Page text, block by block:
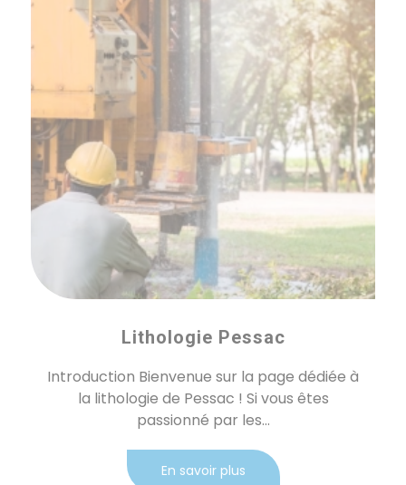
Lithologie Pessac
Introduction Bienvenue sur la page dédiée à
la lithologie de Pessac ! Si vous êtes
passionné par les...
En savoir plus